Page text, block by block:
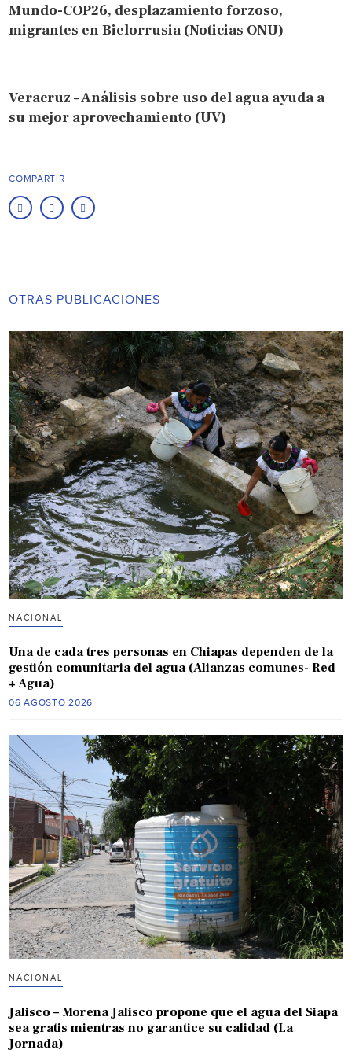
Mundo-COP26, desplazamiento forzoso,
migrantes en Bielorrusia (Noticias ONU)
Veracruz – Análisis sobre uso del agua ayuda a
su mejor aprovechamiento (UV)
COMPARTIR
OTRAS PUBLICACIONES
NACIONAL
Una de cada tres personas en Chiapas dependen de la
gestión comunitaria del agua (Alianzas comunes- Red
+ Agua)
06 AGOSTO 2026
NACIONAL
Jalisco – Morena Jalisco propone que el agua del Siapa
sea gratis mientras no garantice su calidad (La
Jornada)